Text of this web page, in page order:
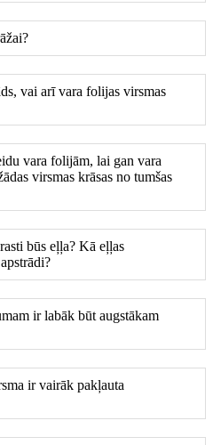
vai arī vara folijas virsmas
vara folijām, lai gan vara
virsmas krāsas no tumšas
būs eļļa? Kā eļļas
ir labāk būt augstākam
ir vairāk pakļauta